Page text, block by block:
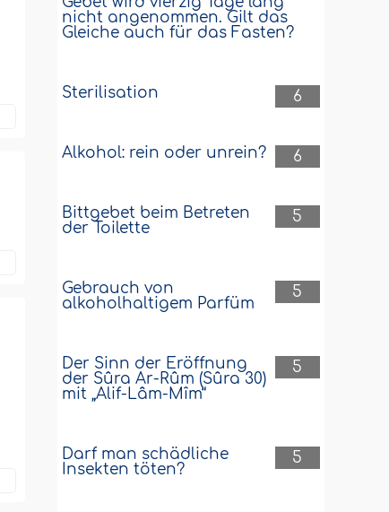
nicht angenommen. Gilt das
Gleiche auch für das Fasten?
6
Sterilisation
6
Alkohol: rein oder unrein?
5
Bittgebet beim Betreten
der Toilette
5
Gebrauch von
alkoholhaltigem Parfüm
5
Der Sinn der Eröffnung
der Sûra Ar-Rûm (Sûra 30)
mit „Alif-Lâm-Mîm“
5
Darf man schädliche
Insekten töten?